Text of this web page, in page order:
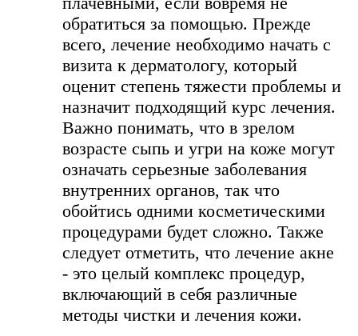
обратиться за помощью. Прежде
всего, лечение необходимо начать с
визита к дерматологу, который
оценит степень тяжести проблемы и
назначит подходящий курс лечения.
Важно понимать, что в зрелом
возрасте сыпь и угри на коже могут
означать серьезные заболевания
внутренних органов, так что
обойтись одними косметическими
процедурами будет сложно. Также
следует отметить, что лечение акне
- это целый комплекс процедур,
включающий в себя различные
методы чистки и лечения кожи.